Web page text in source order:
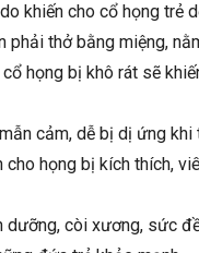
khiến cho cổ họng trẻ
phải thở bằng miệng,
họng bị khô rát sẽ
cảm, dễ bị dị ứng
họng bị kích thích,
dưỡng, còi xương, sức